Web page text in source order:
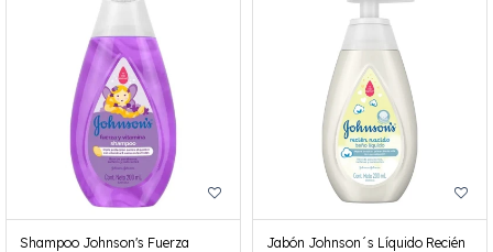
Shampoo Johnson's Fuerza
Jabón Johnson´s Líquido Recién